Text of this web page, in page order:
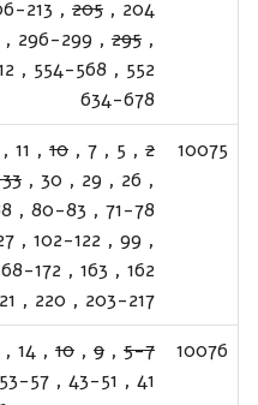
204
,
205
,
213
,
295
,
296-299
,
552
,
554-568
,
634-678
10075
2
,
5
,
7
,
10
,
11
,
,
26
,
29
,
30
,
71-78
,
80-83
,
,
99
,
102-122
,
162
,
163
,
172
203-217
,
220
,
10076
5-7
,
9
,
10
,
14
,
41
,
43-51
,
53-57